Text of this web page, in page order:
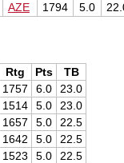
AZE 1794 5.0
Rtg Pts
TB
1757 6.0
23.0
1514 5.0
23.0
1657 5.0
22.5
1642 5.0
22.5
1523 5.0 22.5